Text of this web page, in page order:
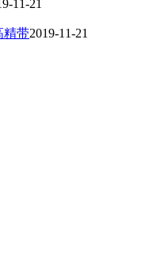
11-21
精带2019-11-21